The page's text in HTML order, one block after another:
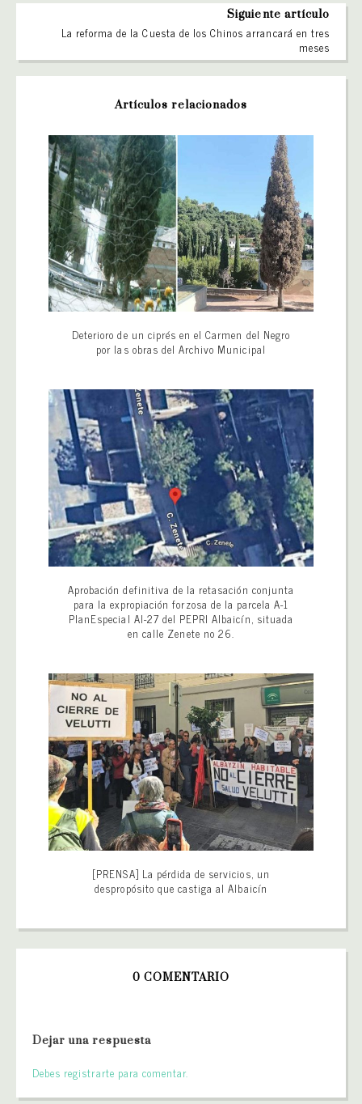
Siguiente artículo
La reforma de la Cuesta de los Chinos arrancará en tres
meses
Artículos relacionados
Deterioro de un ciprés en el Carmen del Negro
por las obras del Archivo Municipal
Aprobación definitiva de la retasación conjunta
para la expropiación forzosa de la parcela A-1
PlanEspecial AI-27 del PEPRI Albaicín, situada
en calle Zenete no 26.
[PRENSA] La pérdida de servicios, un
despropósito que castiga al Albaicín
0 COMENTARIO
Dejar una respuesta
Debes registrarte para comentar.